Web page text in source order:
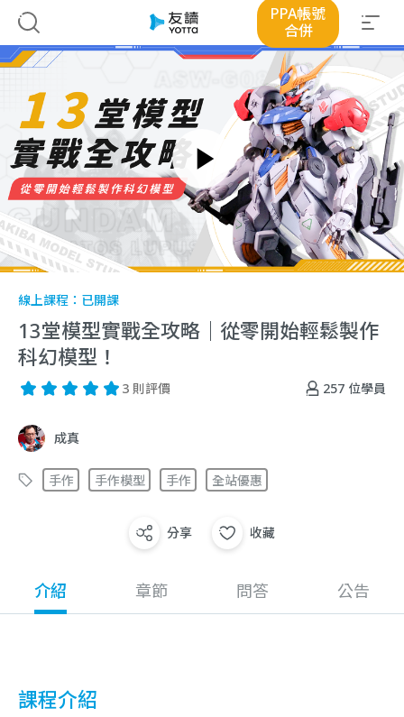
PPA帳號
合併
線上課程： 已開課
13堂模型實戰全攻略｜從零開始輕鬆製作
科幻模型！
257 位學員
3 則評價
成真
手作 手作模型 手作 全站優惠
分享 收藏
介紹 章節 問答 公告
課程介紹